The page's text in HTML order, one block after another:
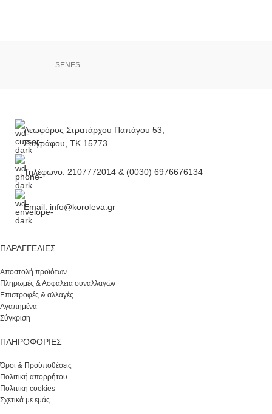
SENES
Λεωφόρος Στρατάρχου Παπάγου 53,
Ζωγράφου, ΤΚ 15773
Τηλέφωνο: 2107772014 & (0030) 6976676134
Email: info@koroleva.gr
ΠΑΡΑΓΓΕΛΊΕΣ
Αποστολή προϊότων
Πληρωμές & Ασφάλεια συναλλαγών
Επιστροφές & αλλαγές
Αγαπημένα
Σύγκριση
ΠΛΗΡΟΦΟΡΙΕΣ
Όροι & Προϋποθέσεις
Πολιτική απορρήτου
Πολιτική cookies
Σχετικά με εμάς